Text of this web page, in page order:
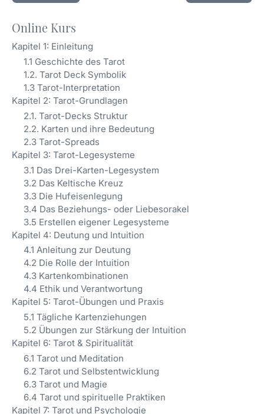
Online Kurs
Kapitel 1: Einleitung
1.1 Geschichte des Tarot
1.2. Tarot Deck Symbolik
1.3 Tarot-Interpretation
Kapitel 2: Tarot-Grundlagen
2.1. Tarot-Decks Struktur
2.2. Karten und ihre Bedeutung
2.3 Tarot-Spreads
Kapitel 3: Tarot-Legesysteme
3.1 Das Drei-Karten-Legesystem
3.2 Das Keltische Kreuz
3.3 Die Hufeisenlegung
3.4 Das Beziehungs- oder Liebesorakel
3.5 Erstellen eigener Legesysteme
Kapitel 4: Deutung und Intuition
4.1 Anleitung zur Deutung
4.2 Die Rolle der Intuition
4.3 Kartenkombinationen
4.4 Ethik und Verantwortung
Kapitel 5: Tarot-Übungen und Praxis
5.1 Tägliche Kartenziehungen
5.2 Übungen zur Stärkung der Intuition
Kapitel 6: Tarot & Spiritualität
6.1 Tarot und Meditation
6.2 Tarot und Selbstentwicklung
6.3 Tarot und Magie
6.4 Tarot und spirituelle Praktiken
Kapitel 7: Tarot und Psychologie